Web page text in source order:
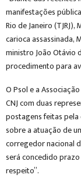
manifestações
Rio de Janeiro
carioca assassinada,
ministro João Otávio
procedimento para
O Psol e a
CNJ com duas
postagens feitas
sobre a atuação de
corregedor nacional
será concedido
respeito”.